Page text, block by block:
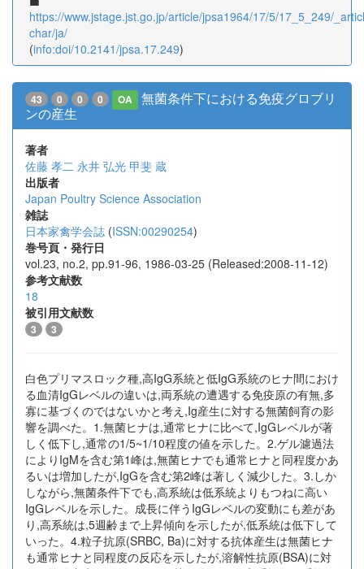
https://www.jstage.jst.go.jp/article/jpsa1964/17/5/17_5_249/
char/ja/
(info:doi/10.2141/jpsa.17.249)
43 0 0 0 OA
無菌条件下における免疫グロブリ
ンの産生
著者
佐藤 孝二 永井 弘光 甲斐 蔵
出版者
Japan Poultry Science Association
雑誌
日本家禽学会誌 (ISSN:00290254)
巻号頁・発行日
vol.23, no.2, pp.91-96, 1986-03-25 (Released:2008-11-12)
参考文献数
18
被引用文献数
3 3
白色プリマスロック種,高IgG系統と低IgG系統のヒナ間におけ
る血清IgGレベルの違いは,両系統の遭遇する免疫原の有無,多
寡に基づくのではないかと考え,Ig産生に対する無菌飼育の影
響を調べた。1.無菌ヒナは,通常ヒナに比べて,IgGレベルが著
しく低下し,通常の1/5~1/10程度の値を示した。2.ゲル濾過法
によりIgMを含む第1峰は,無菌ヒナでも通常ヒナと同程度かあ
るいは増加したが,IgGを含む第2峰は著しく減少した。3.しか
しながら,無菌条件下でも,高系統は低系統よりもつねに高い
IgGレベルを示した。成長に伴うIgGレベルの変動にも差があ
り,高系統は,5週齢まで上昇傾向を示したが,低系統は低下して
いった。4.粒子抗原(SRBC, Ba)に対する抗体産生は無菌ヒナ
も通常ヒナと同程度の反応を示したが,溶解性抗原(BSA)に対